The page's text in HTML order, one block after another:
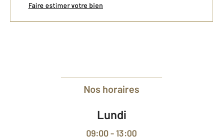
Faire estimer votre bien
Nos horaires
Lundi
09:00 - 13:00